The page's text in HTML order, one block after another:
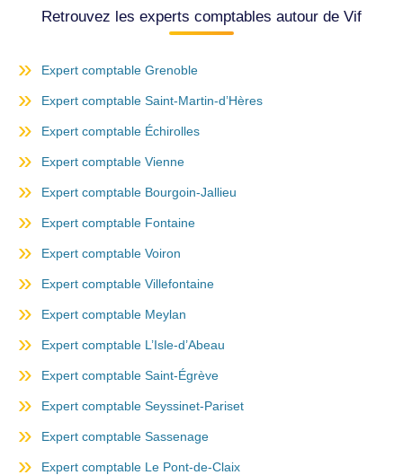
Retrouvez les experts comptables autour de Vif
Expert comptable Grenoble
Expert comptable Saint-Martin-d’Hères
Expert comptable Échirolles
Expert comptable Vienne
Expert comptable Bourgoin-Jallieu
Expert comptable Fontaine
Expert comptable Voiron
Expert comptable Villefontaine
Expert comptable Meylan
Expert comptable L’Isle-d’Abeau
Expert comptable Saint-Égrève
Expert comptable Seyssinet-Pariset
Expert comptable Sassenage
Expert comptable Le Pont-de-Claix